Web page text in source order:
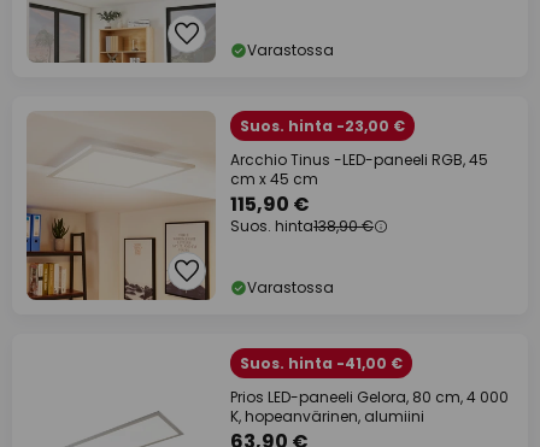
Varastossa
Suos. hinta -23,00 €
Arcchio Tinus -LED-paneeli RGB, 45
cm x 45 cm
115,90 €
Suos. hinta138,90 €
Varastossa
Suos. hinta -41,00 €
Prios LED-paneeli Gelora, 80 cm, 4 000
K, hopeanvärinen, alumiini